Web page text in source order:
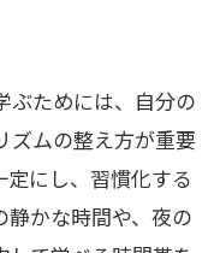
ぶためには、自分の
ズムの整え方が重要
にし、習慣化する
静かな時間や、夜の